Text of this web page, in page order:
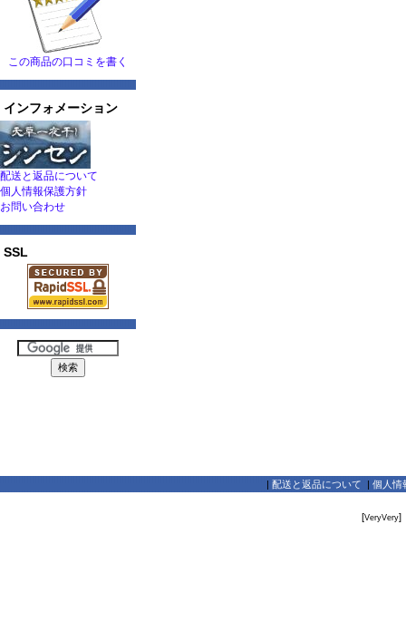
この商品の口コミを書く
インフォメーション
配送と返品について
個人情報保護方針
お問い合わせ
SSL
| 配送と返品について | 個人情
[VeryVery]